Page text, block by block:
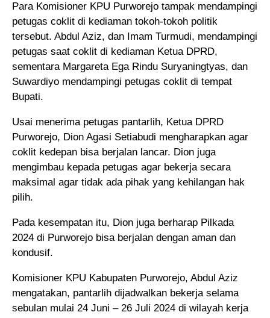
Para Komisioner KPU Purworejo tampak mendampingi
petugas coklit di kediaman tokoh-tokoh politik
tersebut. Abdul Aziz, dan Imam Turmudi, mendampingi
petugas saat coklit di kediaman Ketua DPRD,
sementara Margareta Ega Rindu Suryaningtyas, dan
Suwardiyo mendampingi petugas coklit di tempat
Bupati.
Usai menerima petugas pantarlih, Ketua DPRD
Purworejo, Dion Agasi Setiabudi mengharapkan agar
coklit kedepan bisa berjalan lancar. Dion juga
mengimbau kepada petugas agar bekerja secara
maksimal agar tidak ada pihak yang kehilangan hak
pilih.
Pada kesempatan itu, Dion juga berharap Pilkada
2024 di Purworejo bisa berjalan dengan aman dan
kondusif.
Komisioner KPU Kabupaten Purworejo, Abdul Aziz
mengatakan, pantarlih dijadwalkan bekerja selama
sebulan mulai 24 Juni – 26 Juli 2024 di wilayah kerja